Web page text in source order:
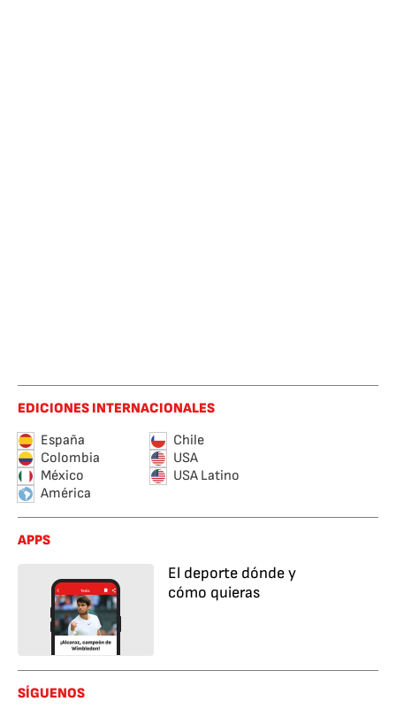
EDICIONES INTERNACIONALES
España
Chile
Colombia
USA
México
USA Latino
América
APPS
El deporte dónde y
cómo quieras
SÍGUENOS